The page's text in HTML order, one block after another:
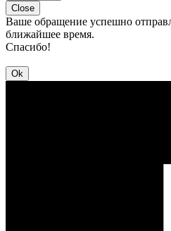
Close
Ваше обращение успешно
ближайшее время.
Спасибо!
Ok